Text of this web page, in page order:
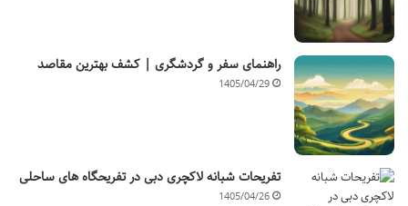
راهنمای سفر و گردشگری | کشف بهترین مقاصد
1405/04/29
تفریحات شبانه لاکچری دبی در تفریحگاه های ساحلی
1405/04/26